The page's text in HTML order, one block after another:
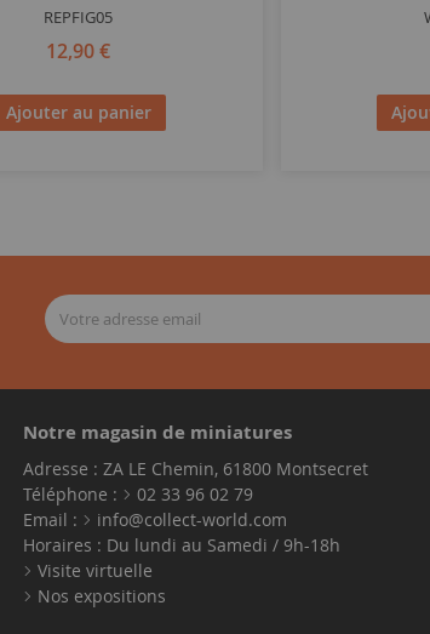
REPFIG05
12,90 €
Ajouter au panier
Notre magasin de miniatures
Adresse : ZA LE Chemin, 61800 Montsecret
Téléphone :
02 33 96 02 79
Email :
info@collect-world.com
Horaires : Du lundi au Samedi / 9h-18h
Visite virtuelle
Nos expositions